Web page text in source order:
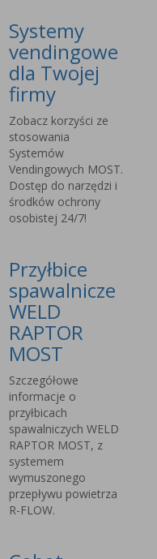
Systemy
vendingowe
dla Twojej
firmy
Zobacz korzyści ze
stosowania
Systemów
Vendingowych MOST.
Dostęp do narzędzi i
środków ochrony
osobistej 24/7!
Przyłbice
spawalnicze
WELD
RAPTOR
MOST
Szczegółowe
informacje o
przyłbicach
spawalniczych WELD
RAPTOR MOST, z
systemem
wymuszonego
przepływu powietrza
R-FLOW.